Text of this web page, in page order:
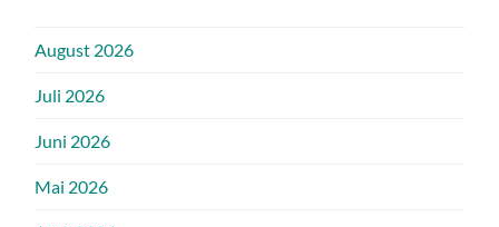
August 2026
Juli 2026
Juni 2026
Mai 2026